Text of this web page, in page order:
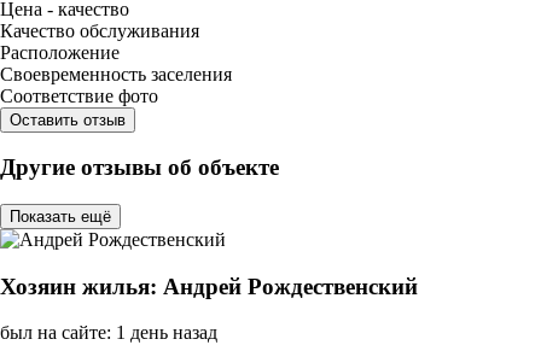
Цена - качество
Качество обслуживания
Расположение
Своевременность заселения
Соответствие фото
Оставить отзыв
Другие отзывы об объекте
Показать ещё
Хозяин жилья: Андрей Рождественский
был на сайте: 1 день назад